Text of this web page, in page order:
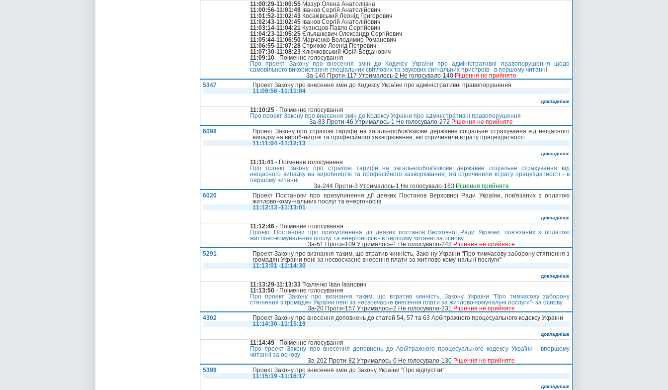
11:00:29-11:00:55 Мазур Олена Анатоліївна
11:00:56-11:01:49 Іванов Сергій Анатолійович
11:01:52-11:02:43 Косаківський Леонід Григорович
11:02:43-11:02:45 Іванов Сергій Анатолійович
11:03:14-11:04:21 Кузнєцов Павло Сергійович
11:04:23-11:05:25 Єльяшкевич Олександр Сергійович
11:05:44-11:06:50 Марченко Володимир Романович
11:06:55-11:07:28 Стрижко Леонід Петрович
11:07:30-11:08:23 Ключковський Юрій Богданович
11:09:10 - Поіменне голосування
Про проект Закону про внесення змін до Кодексу України про адміністративні правопорушення щодо
самовільного використання спеціальних світлових та звукових сигнальних пристроїв - в першому читанні
За-146 Проти-117 Утрималось-2 Не голосувало-140 Рішення не прийняте
5347
Проект Закону про внесення змін до Кодексу України про адміністративні правопорушення
11:09:56 -11:11:04
докладніше
11:10:25 - Поіменне голосування
Про проект Закону про внесення змін до Кодексу України про адміністративні правопорушення
За-83 Проти-46 Утрималось-1 Не голосувало-272 Рішення не прийняте
6098
Проект Закону про страхові тарифи на загальнообов'язкове державне соціальне страхування від нещасного
випадку на вироб-ництві та професійного захворювання, які спричинили втрату працездатності
11:11:04 -11:12:13
докладніше
11:11:41 - Поіменне голосування
Про проект Закону про страхові тарифи на загальнообов'язкове державне соціальне страхування від
нещасного випадку на виробництві та професійного захворювання, які спричинили втрату працездатності - в
першому читанні
За-244 Проти-3 Утрималось-1 Не голосувало-163 Рішення прийняте
6020
Проект Постанови про призупинення дії деяких Постанов Верховної Ради України, пов'язаних з оплатою
житлово-кому-нальних послуг та енергоносіїв
11:12:13 -11:13:01
докладніше
11:12:46 - Поіменне голосування
Проект Постанови про призупинення дії деяких постанов Верховної Ради України, пов'язаних з оплатою
житлово-комунальних послуг та енергоносіїв - в першому читанні за основу
За-51 Проти-109 Утрималось-1 Не голосувало-248 Рішення не прийняте
5291
Проект Закону про визнання таким, що втратив чинність, Зако-ну України "Про тимчасову заборону стягнення з
громадян України пені за несвоєчасне внесення плати за житлово-кому-нальні послуги"
11:13:01 -11:14:30
докладніше
11:13:29-11:13:33 Ткаленко Іван Іванович
11:13:50 - Поіменне голосування
Про проект Закону про визнання таким, що втратив чинність, Закону України "Про тимчасову заборону
стягнення з громадян України пені за несвоєчасне внесення плати за житлово-комунальні послуги"- за основу
За-20 Проти-157 Утрималось-2 Не голосувало-231 Рішення не прийняте
4302
Проект Закону про внесення доповнень до статей 54, 57 та 63 Арбітражного процесуального кодексу України
11:14:30 -11:15:19
докладніше
11:14:49 - Поіменне голосування
Про проект Закону про внесення доповнень до Арбітражного процесуального кодексу України - впершому
читанні за основу
За-202 Проти-82 Утрималось-0 Не голосувало-130 Рішення не прийняте
5399
Проект Закону про внесення змін до Закону України "Про відпустки"
11:15:19 -11:16:17
докладніше